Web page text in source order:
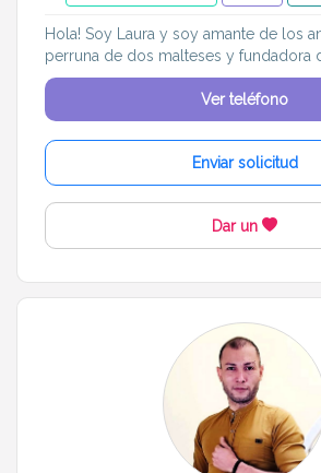
Hola! Soy Laura y soy amante de los
perruna de dos malteses y fundadora
Ver teléfono
Enviar solicitud
Dar un